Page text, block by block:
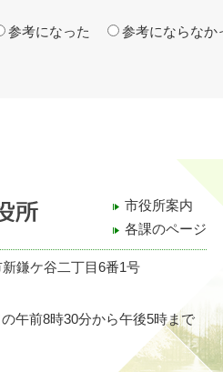
参考になった 参考にならなか
市役所案内
各課のページ
鎌ケ谷二丁目6番1号
午前8時30分から午後5時まで